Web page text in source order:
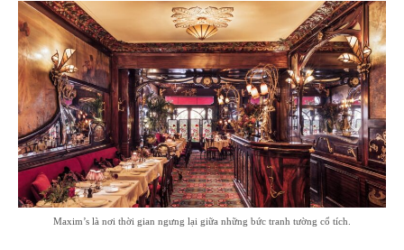
Maxim’s là nơi thời gian ngưng lại giữa những bức tranh tường cổ tích.